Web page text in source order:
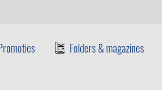
Folders & magazines